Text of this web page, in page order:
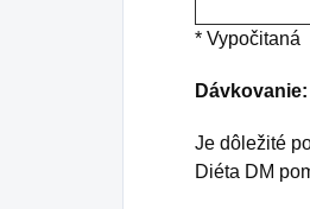
* Vypočitaná
Dávkovanie:
Je dôležité
Diéta DM